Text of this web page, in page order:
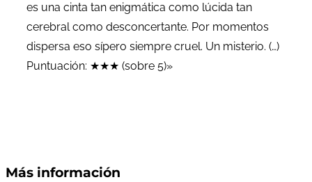
es una cinta tan enigmática como lúcida tan
cerebral como desconcertante. Por momentos
dispersa eso sípero siempre cruel. Un misterio. (…)
Puntuación: ★★★ (sobre 5)»
Más información